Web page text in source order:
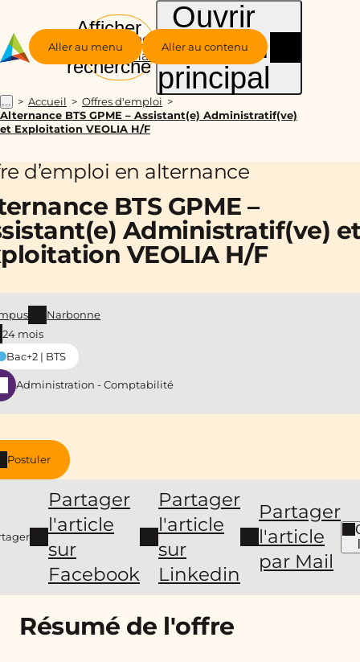
Aller au menu Aller au contenu
Groupe
Alternance
Afficher
la
recherche
Ouvrir
le menu
principal
... Accueil
Offres d'emploi
Alternance BTS GPME – Assistant(e) Administratif(ve)
et Exploitation VEOLIA H/F
d’emploi en alternance
BTS GPME –
Administratif(ve)
VEOLIA H/F
Postuler
Partager
l'article
sur
Facebook
Partager
l'article
sur
Linkedin
Partager
l'article
par Mail
Narbonne
24 mois
Bac+2 | BTS
Administration - Comptabilité
Résumé de l'offre